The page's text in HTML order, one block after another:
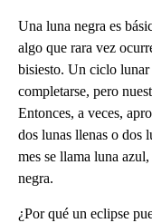
Una luna negra es
algo que rara vez
bisiesto. Un ciclo lunar
completarse, pero
Entonces, a veces,
dos lunas llenas o dos
mes se llama luna
negra.
¿Por qué un eclipse